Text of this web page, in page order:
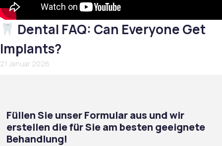
Dental FAQ: Can Everyone Get
Implants?
21 Januar 2026
Füllen Sie unser Formular aus und wir
erstellen die für Sie am besten geeignete
Behandlung!